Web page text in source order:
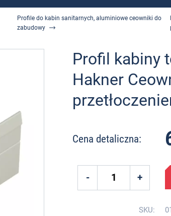
Profile do kabin sanitarnych, aluminiowe ceowniki do
zabudowy
Profil kabiny
Hakner
Cena detaliczna:
SKU: